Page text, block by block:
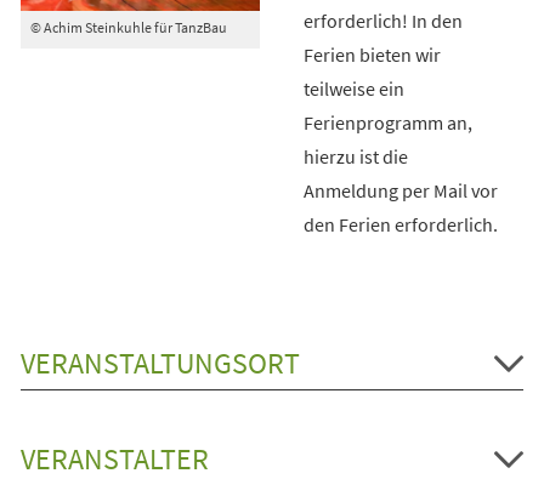
© Achim Steinkuhle für TanzBau
erforderlich! In den
Ferien bieten wir
teilweise ein
Ferienprogramm an,
hierzu ist die
Anmeldung per Mail vor
den Ferien erforderlich.
VERANSTALTUNGSORT
VERANSTALTER